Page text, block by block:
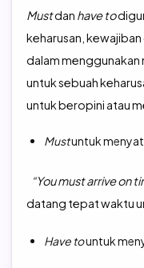
Mustdan have to
keharusan,
dalam menggunakan
untuk sebuah
untuk beropini atau
Mustuntuk
“You must arrive on
datang tepat waktu
Have tountuk